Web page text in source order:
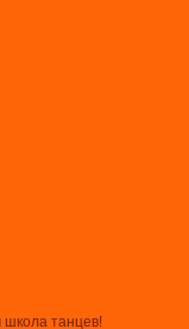
школа танцев!